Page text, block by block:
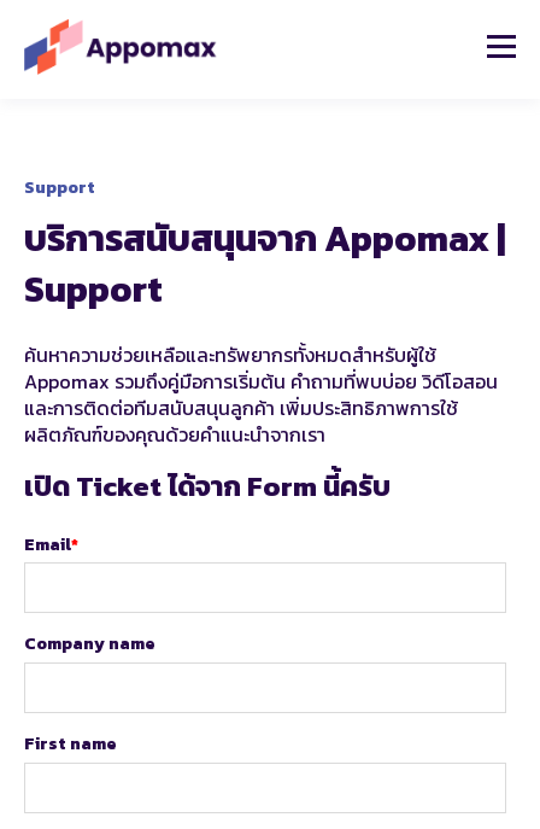
Support
บริการสนับสนุนจาก Appomax |
Support
ค้นหาความช่วยเหลือและทรัพยากรทั้งหมดสำหรับผู้ใช้
Appomax รวมถึงคู่มือการเริ่มต้น คำถามที่พบบ่อย วิดีโอสอน
และการติดต่อทีมสนับสนุนลูกค้า เพิ่มประสิทธิภาพการใช้
ผลิตภัณฑ์ของคุณด้วยคำแนะนำจากเรา
เปิด Ticket ได้จาก Form นี้ครับ
Email*
Company name
First name